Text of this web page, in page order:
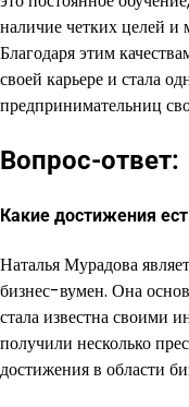
наличие четких целей и
Благодаря этим
своей карьере и стала
предпринимательниц
Вопрос-ответ:
Какие достижения
Наталья Мурадова
бизнес-вумен. Она
стала известна своими
получили несколько
достижения в области